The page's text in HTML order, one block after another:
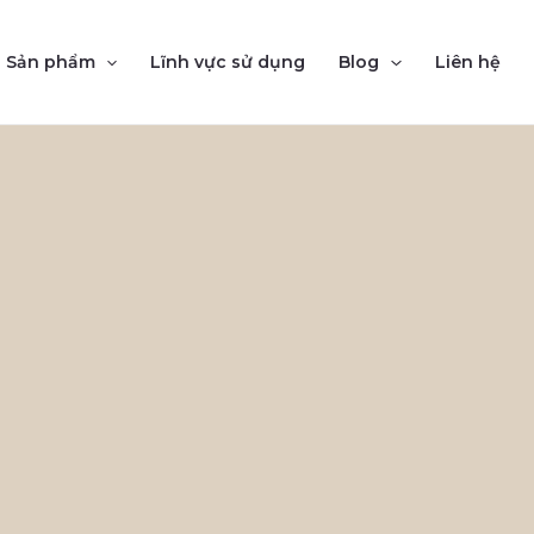
Sản phẩm Lĩnh vực sử dụng Blog Liên hệ